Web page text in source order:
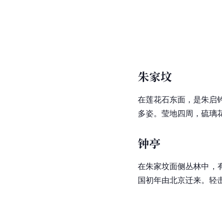
朱家坟
在莲花石东面，是朱启
多姿。莹地四周，硫璃
钟亭
在朱家坟面侧丛林中，
国初年由北京迁来。轻